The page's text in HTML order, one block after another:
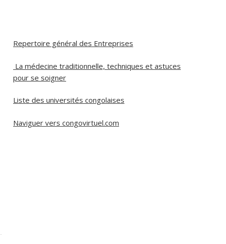
Repertoire général des Entreprises
La médecine traditionnelle, techniques et astuces
pour se soigner
Liste des universités congolaises
Naviguer vers congovirtuel.com